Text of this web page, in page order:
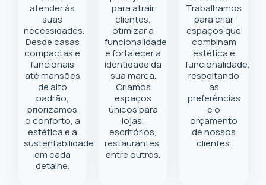
atender às
suas
necessidades.
Desde casas
compactas e
funcionais
até mansões
de alto
padrão,
priorizamos
o conforto, a
estética e a
sustentabilidade
em cada
detalhe.
para atrair
clientes,
otimizar a
funcionalidade
e fortalecer a
identidade da
sua marca.
Criamos
espaços
únicos para
lojas,
escritórios,
restaurantes,
entre outros.
Trabalhamos
para criar
espaços que
combinam
estética e
funcionalidade,
respeitando
as
preferências
e o
orçamento
de nossos
clientes.